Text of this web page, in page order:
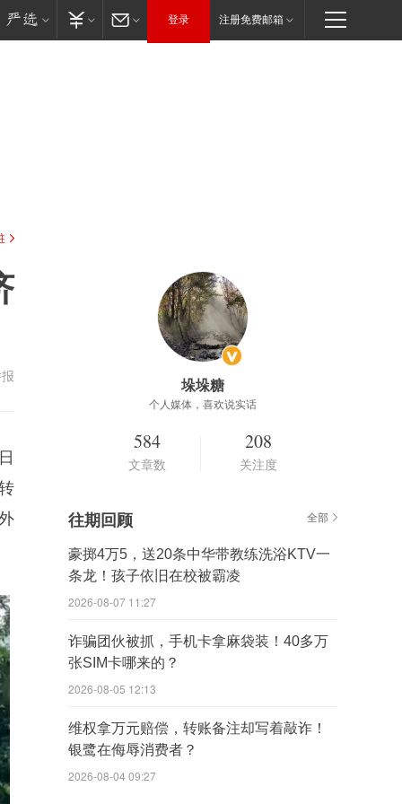
登录 注册免费邮箱
垛垛糖
个人媒体，喜欢说实话
584
文章数
208
关注度
往期回顾 全部
豪掷4万5，送20条中华带教练洗浴KTV一
条龙！孩子依旧在校被霸凌
2026-08-07 11:27
诈骗团伙被抓，手机卡拿麻袋装！40多万
张SIM卡哪来的？
2026-08-05 12:13
维权拿万元赔偿，转账备注却写着敲诈！
银鹭在侮辱消费者？
2026-08-04 09:27